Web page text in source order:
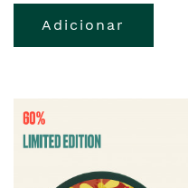
Adicionar